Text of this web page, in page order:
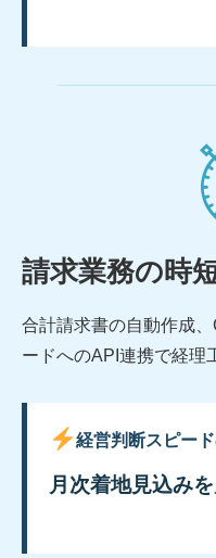
請求業務の時
合計請求書の自動作成
ードへのAPI連携で経理
経営判断スピー
月次着地見込み